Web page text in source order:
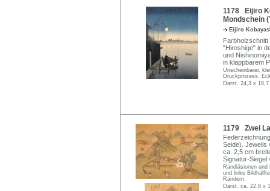
1178 Eijiro
Mondschein
Eijiro
Farbholzschnitt
"Hiroshige" in
und
in klappbarem
Unscheinbarer,
Druckprozess.
Darst. 24,3 x
1179 Zwei
Seide). Jeweils
ca. 2,5 cm
Signatur-Siegel
Randläsionen
und linke
Rändern.
Darst. ca. 22,8 x